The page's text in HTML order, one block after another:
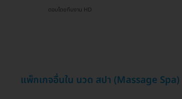
ตอบโดยทีมงาน HD
แพ็กเกจอื่นใน นวด สปา (Massage Spa)